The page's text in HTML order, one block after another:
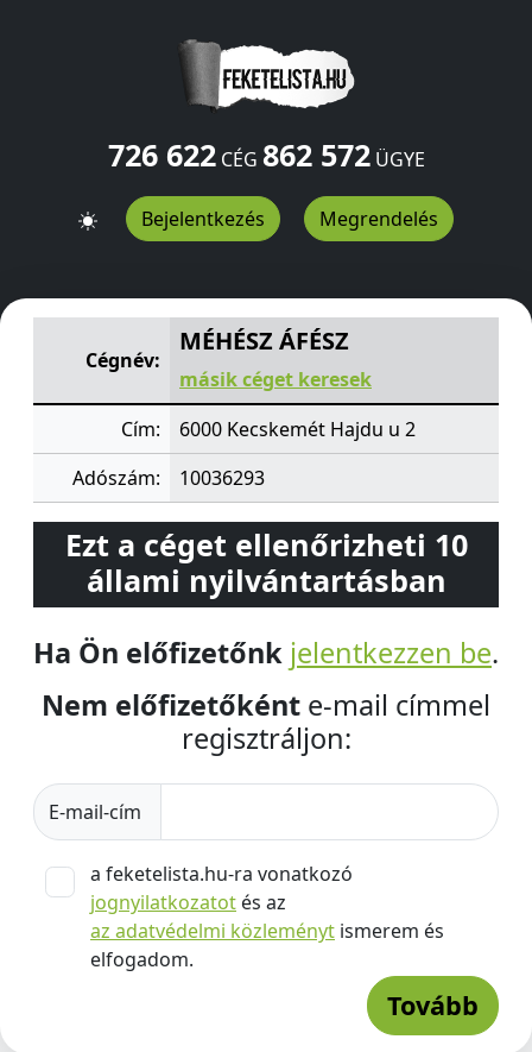
726 622CÉG 862 572ÜGYE
Bejelentkezés Megrendelés
Hajdu u 2Kecskemét
Cégnév:
MÉHÉSZ ÁFÉSZ
másik céget keresek
Cím:
6000 Kecskemét Hajdu u 2
Adószám:
10036293
Ezt a céget ellenőrizheti 10
állami nyilvántartásban
Ha Ön előfizetőnk jelentkezzen be.
Nem előfizetőként e-mail címmel
regisztráljon:
E-mail-cím
a feketelista.hu-ra vonatkozó
jognyilatkozatot és az
az adatvédelmi közleményt ismerem és
elfogadom.
Tovább